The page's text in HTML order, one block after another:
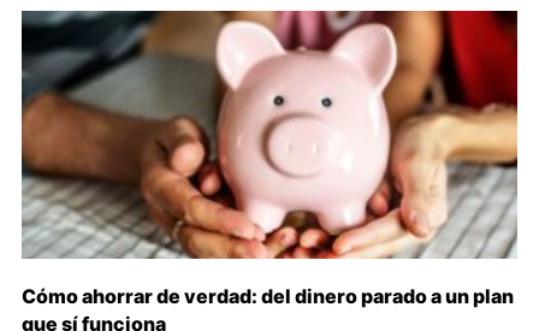
Cómo ahorrar de verdad: del dinero parado a un plan
que sí funciona